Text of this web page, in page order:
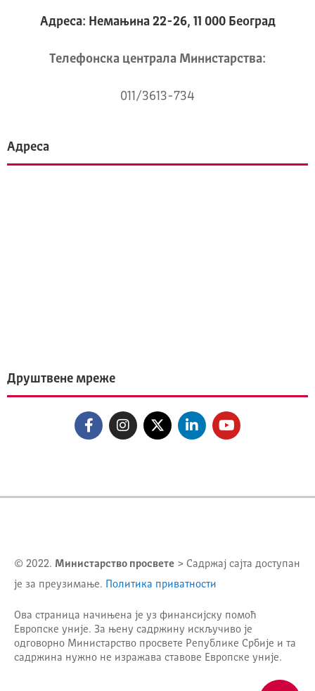
Адреса: Немањина 22-26, 11 000 Београд
Телeфонска централа Mинистарства:
011/3613-734
Адреса
Друштвене мреже
© 2022. Министарство просвете > Садржај сајта доступан
је за преузимање. Политика приватности
Ова страница начињена је уз финансијску помоћ
Европске уније. За њену садржину искључиво је
одговорно Министарство просвете Републике Србије и та
садржина нужно не изражава ставове Европске уније.